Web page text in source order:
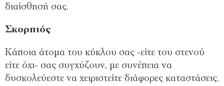
διαίσθησή σας.
Σκορπιός
Κάποια άτομα του κύκλου σας -είτε του στενού
είτε όχι- σας συγχύζουν, με συνέπεια να
δυσκολεύεστε να χειριστείτε διάφορες καταστάσεις.